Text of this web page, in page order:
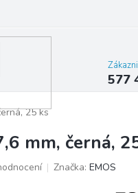
577
25 ks
mm, černá,
Značka: EMOS